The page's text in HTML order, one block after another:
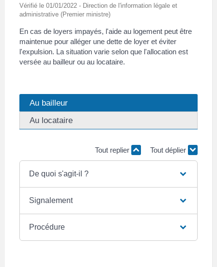
Vérifié le 01/01/2022 - Direction de l'information légale et
administrative (Premier ministre)
En cas de loyers impayés, l'aide au logement peut être
maintenue pour alléger une dette de loyer et éviter
l'expulsion. La situation varie selon que l'allocation est
versée au bailleur ou au locataire.
Au bailleur
Au locataire
Tout replier Tout déplier
De quoi s'agit-il ?
Signalement
Procédure